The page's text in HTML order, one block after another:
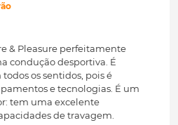
& Pleasure perfeitamente
condução desportiva. É
os sentidos, pois é
e tecnologias. É um
tem uma excelente
de travagem.